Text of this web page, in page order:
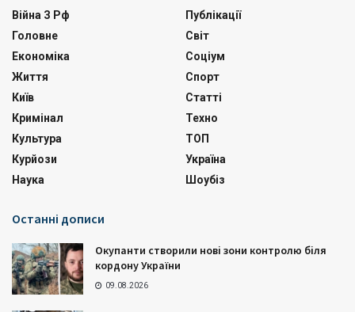
Війна З Рф
Головне
Економіка
Життя
Київ
Кримінал
Культура
Курйози
Наука
Публікації
Світ
Соціум
Спорт
Статті
Техно
ТОП
Україна
Шоубіз
Останні дописи
Окупанти створили нові зони контролю біля
кордону України
09.08.2026